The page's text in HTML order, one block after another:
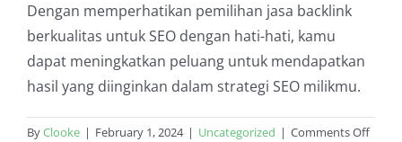
Dengan memperhatikan pemilihan jasa backlink
berkualitas untuk SEO dengan hati-hati, kamu
dapat meningkatkan peluang untuk mendapatkan
hasil yang diinginkan dalam strategi SEO milikmu.
ByClooke | February 1, 2024 | Uncategorized | Comments Offon